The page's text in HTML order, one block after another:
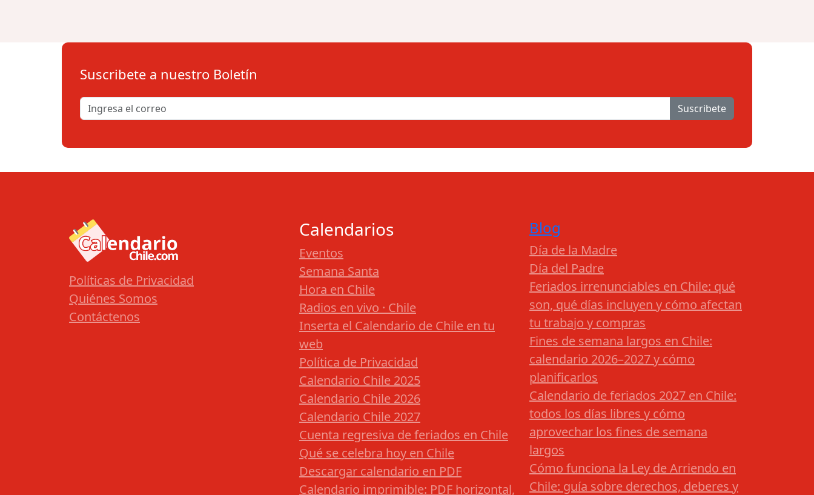
Suscribete a nuestro Boletín
Suscribete
Políticas de Privacidad
Quiénes Somos
Contáctenos
Calendarios
Eventos
Semana Santa
Hora en Chile
Radios en vivo · Chile
Inserta el Calendario de Chile en tu
web
Política de Privacidad
Calendario Chile 2025
Calendario Chile 2026
Calendario Chile 2027
Cuenta regresiva de feriados en Chile
Qué se celebra hoy en Chile
Descargar calendario en PDF
Calendario imprimible: PDF horizontal,
Blog
Día de la Madre
Día del Padre
Feriados irrenunciables en Chile: qué
son, qué días incluyen y cómo afectan
tu trabajo y compras
Fines de semana largos en Chile:
calendario 2026–2027 y cómo
planificarlos
Calendario de feriados 2027 en Chile:
todos los días libres y cómo
aprovechar los fines de semana
largos
Cómo funciona la Ley de Arriendo en
Chile: guía sobre derechos, deberes y